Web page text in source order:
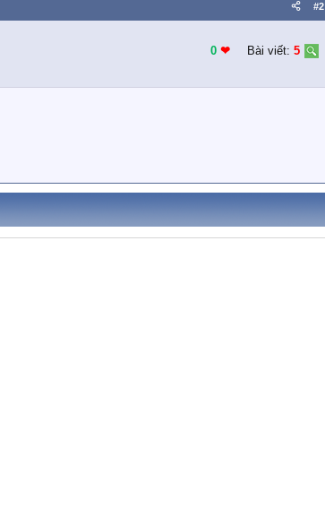
#2
0 ❤︎ Bài viết: 5